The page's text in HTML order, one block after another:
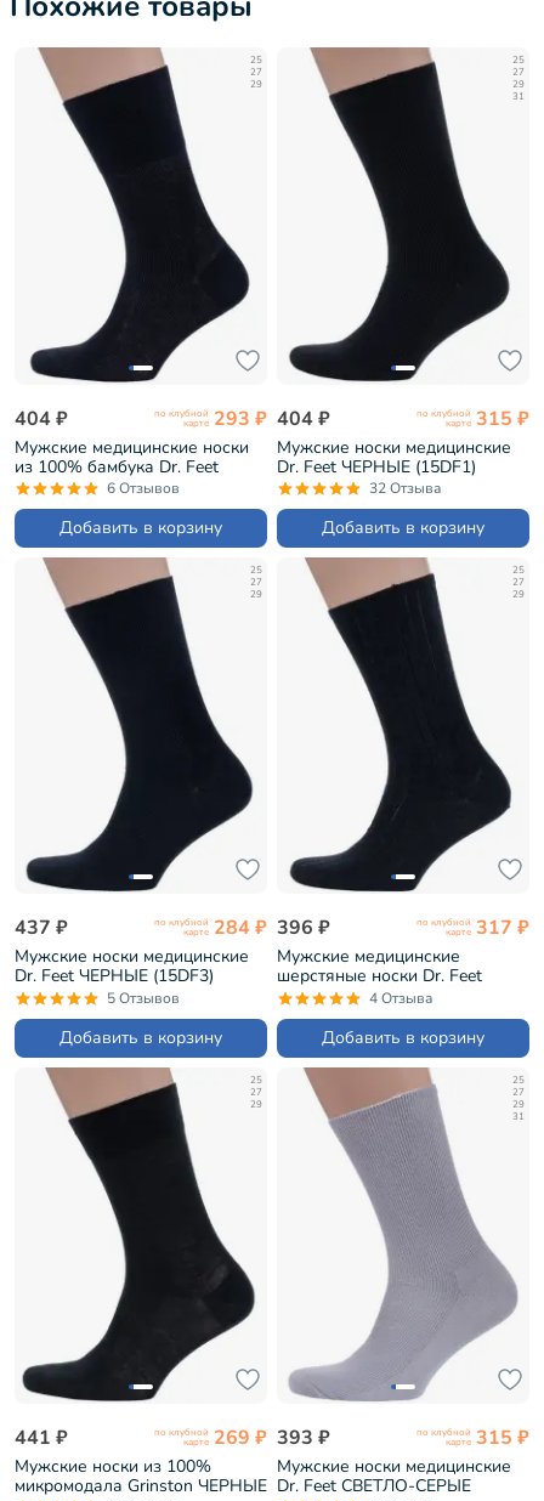
25
27
29
404 ₽ по клубной
карте 293 ₽
Мужские медицинские носки
из 100% бамбука Dr. Feet
ЧЕРНЫЕ (19DF1)
6 Отзывов
Добавить в корзину
25
27
29
31
404 ₽ по клубной
карте 315 ₽
Мужские носки медицинские
Dr. Feet ЧЕРНЫЕ (15DF1)
32 Отзыва
Добавить в корзину
25
27
29
437 ₽ по клубной
карте 284 ₽
Мужские носки медицинские
Dr. Feet ЧЕРНЫЕ (15DF3)
5 Отзывов
Добавить в корзину
25
27
29
396 ₽ по клубной
карте 317 ₽
Мужские медицинские
шерстяные носки Dr. Feet
ЧЕРНЫЕ (15DF4)
4 Отзыва
Добавить в корзину
25
27
29
441 ₽ по клубной
карте 269 ₽
Мужские носки из 100%
микромодала Grinston ЧЕРНЫЕ
25
27
29
31
393 ₽ по клубной
карте 315 ₽
Мужские носки медицинские
Dr. Feet СВЕТЛО-СЕРЫЕ